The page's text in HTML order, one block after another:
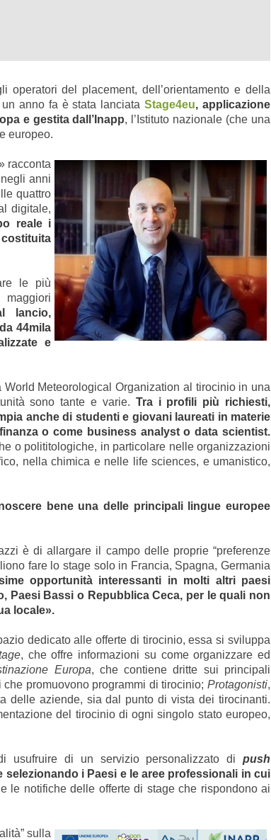
del placement, dell’orientamento e della
anno fa è stata lanciataStage4eu, applicazione
egestita dall’Inapp, l’Istituto nazionale (che una
europeo.
racconta
anni
quattro
digitale,
reale i
le più
lancio,
44mila
e
Meteorological Organization al tirocinio in una
sono tante e varie. Tra i profili più richiesti,
anche di studenti e giovani laureati in materie
o come business analyst o data scientist.
o polititologiche, in particolare nelle organizzazioni
nella chimica e nelle life sciences, e umanistico,
bene una delle principali lingue europee
è di allargare il campo delle proprie “preferenze
fare lo stage solo in Francia, Spagna, Germania
opportunità interessanti in molti altri paesi
Paesi Bassi o Repubblica Ceca, per le quali non
locale».
dedicato alle offerte di tirocinio, essa si sviluppa
, che offre informazioni su come organizzare ed
Europa, che contiene dritte sui principali
promuovono programmi di tirocinio; Protagonisti,
delle aziende, sia dal punto di vista dei tirocinanti.
del tirocinio di ogni singolo stato europeo,
usufruire di un servizio personalizzato di
push
selezionando i Paesi e le aree professionali in cui
le notifiche delle offerte di stage che rispondono ai
sulla